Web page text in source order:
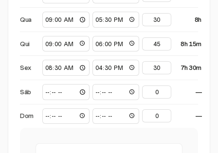
Qua 8h
Qui 8h 15m
Sex 7h 30m
Sáb —
Dom —